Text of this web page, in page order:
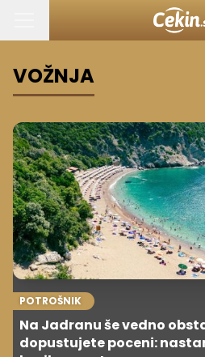
VOŽNJA
POTROŠNIK
Na Jadranu še vedno
dopustujete poceni: